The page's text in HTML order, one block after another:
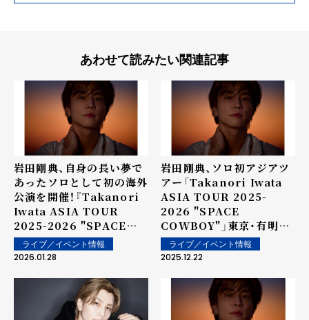
あわせて読みたい関連記事
岩田剛典、自身の長い夢で
あったソロとして初の海外
公演を開催！『Takanori
Iwata ASIA TOUR
2025-2026 "SPACE
COWBOY"』台北公演
ライブ／イベント情報
2026.01.28
岩田剛典、ソロ初アジアツ
アー「Takanori Iwata
ASIA TOUR 2025-
2026 "SPACE
COWBOY"」東京・有明ア
リーナ公演2daysを完遂！
ライブ／イベント情報
2025.12.22